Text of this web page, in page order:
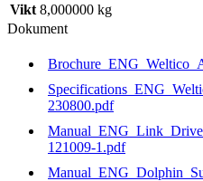
Vikt 8,000000 kg
Dokument
230800.pdf
121009-1.pdf